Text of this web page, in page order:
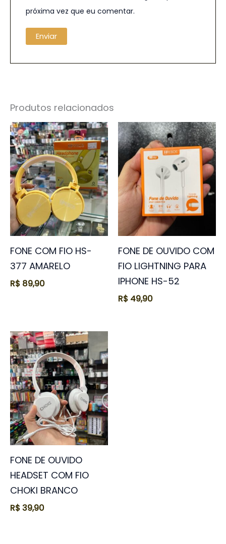
próxima vez que eu comentar.
Produtos relacionados
FONE COM FIO HS-
377 AMARELO
R$ 89,90
FONE DE OUVIDO COM
FIO LIGHTNING PARA
IPHONE HS-52
R$ 49,90
FONE DE OUVIDO
HEADSET COM FIO
CHOKI BRANCO
R$39,90